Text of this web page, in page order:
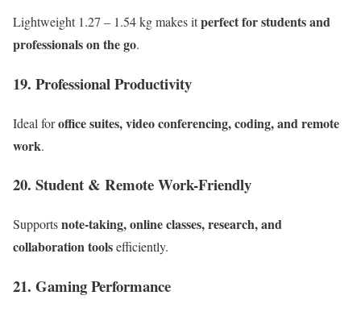
Lightweight 1.27 – 1.54 kg makes itperfect for students and
professionals on the go.
19. Professional Productivity
Ideal foroffice suites, video conferencing, coding, and remote
work.
20. Student & Remote Work-Friendly
Supportsnote-taking, online classes, research, and
collaboration toolsefficiently.
21. Gaming Performance